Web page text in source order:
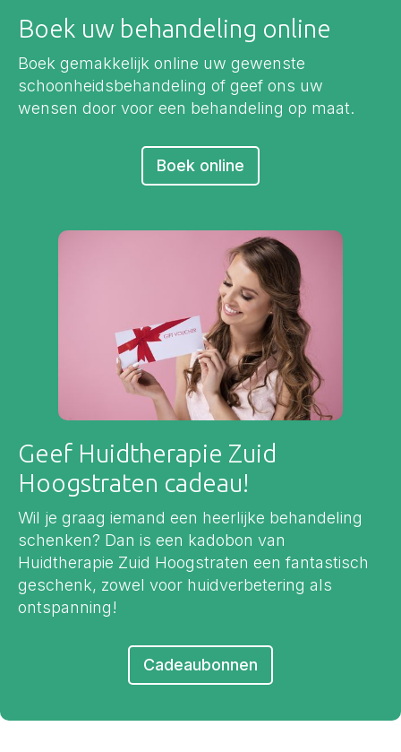
Boek uw behandeling online
Boek gemakkelijk online uw gewenste
schoonheidsbehandeling of geef ons uw
wensen door voor een behandeling op maat.
Boek online
Geef Huidtherapie Zuid
Hoogstraten cadeau!
Wil je graag iemand een heerlijke behandeling
schenken? Dan is een kadobon van
Huidtherapie Zuid Hoogstraten een fantastisch
geschenk, zowel voor huidverbetering als
ontspanning!
Cadeaubonnen